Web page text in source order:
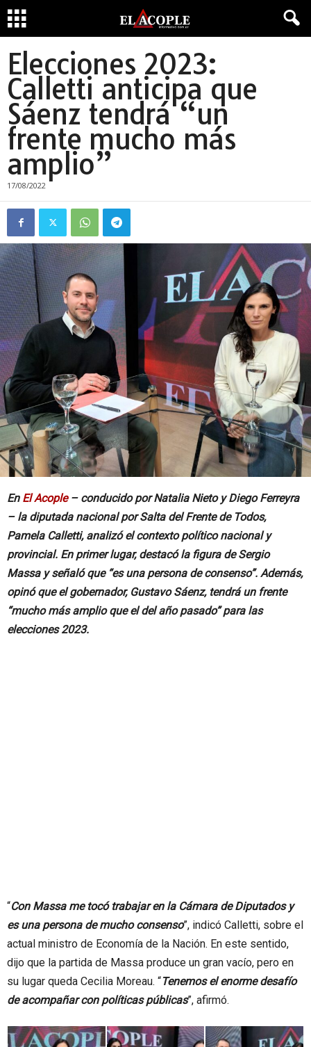
Elecciones 2023:
Calletti anticipa que
Sáenz tendrá “un
frente mucho más
amplio”
17/08/2022
En El Acople– conducido por Natalia Nieto y Diego Ferreyra
– la diputada nacional por Salta del Frente de Todos,
Pamela Calletti, analizó el contexto político nacional y
provincial. En primer lugar, destacó la figura de Sergio
Massa y señaló que “es una persona de consenso”. Además,
opinó que el gobernador, Gustavo Sáenz, tendrá un frente
“mucho más amplio que el del año pasado” para las
elecciones 2023.
“Con Massa me tocó trabajar en la Cámara de Diputados y
es una persona de mucho consenso”, indicó Calletti, sobre el
actual ministro de Economía de la Nación. En este sentido,
dijo que la partida de Massa produce un gran vacío, pero en
su lugar queda Cecilia Moreau. “Tenemos el enorme desafío
de acompañar con políticas públicas”, afirmó.